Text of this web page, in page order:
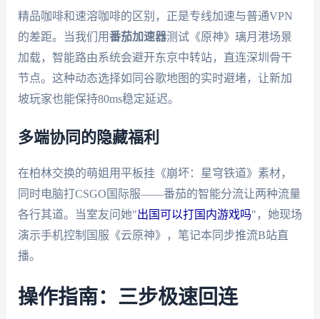
精品咖啡和速溶咖啡的区别，正是专线加速与普通VPN
的差距。当我们用番茄加速器测试《原神》璃月港场景
加载，智能路由系统会避开东京中转站，直连深圳骨干
节点。这种动态选择如同谷歌地图的实时避堵，让新加
坡玩家也能保持80ms稳定延迟。
多端协同的隐藏福利
在柏林交换的萌姐用平板挂《崩坏：星穹铁道》素材，
同时电脑打CSGO国际服——番茄的智能分流让两种流量
各行其道。当室友问她"出国可以打国内游戏吗"，她现场
演示手机控制国服《云原神》，笔记本同步推流B站直
播。
操作指南：三步极速回连